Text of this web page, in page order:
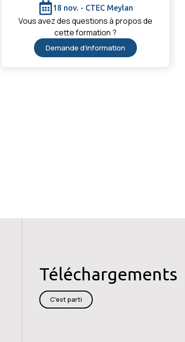
18 nov. - CTEC Meylan
Vous avez des questions à propos de
cette formation ?
Demande d'information
Téléchargements
C'est parti